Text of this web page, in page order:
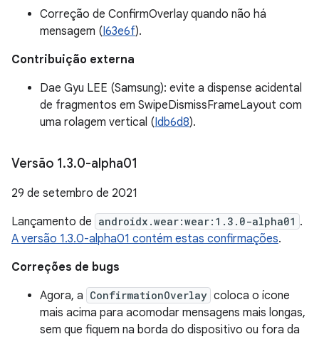
Correção de ConfirmOverlay quando não há
mensagem (I63e6f).
Contribuição externa
Dae Gyu LEE (Samsung): evite a dispense acidental
de fragmentos em SwipeDismissFrameLayout com
uma rolagem vertical (Idb6d8).
Versão 1.3.0-alpha01
29 de setembro de 2021
Lançamento de androidx.wear:wear:1.3.0-alpha01 .
A versão 1.3.0-alpha01 contém estas confirmações.
Correções de bugs
Agora, a ConfirmationOverlay coloca o ícone
mais acima para acomodar mensagens mais longas,
sem que fiquem na borda do dispositivo ou fora da